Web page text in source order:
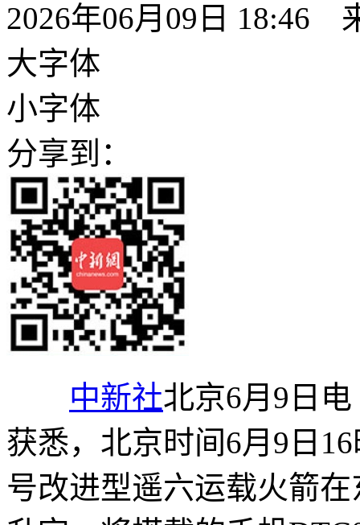
2026年06月09日 18:46
大字体
小字体
分享到：
中新社北京6月9日
获悉，北京时间6月9日
号改进型遥六运载火箭